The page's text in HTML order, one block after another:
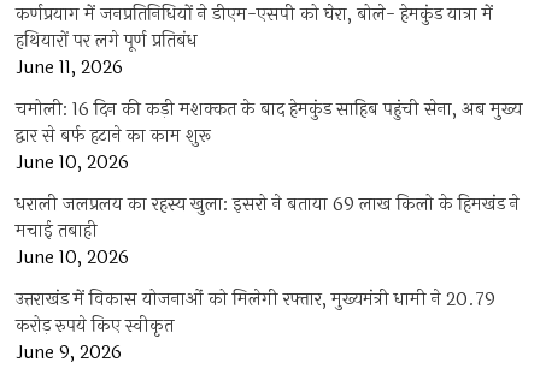
कर्णप्रयाग में जनप्रतिनिधियों ने डीएम-एसपी को घेरा, बोले- हेमकुंड यात्रा में
हथियारों पर लगे पूर्ण प्रतिबंध
June 11, 2026
चमोली: 16 दिन की कड़ी मशक्कत के बाद हेमकुंड साहिब पहुंची सेना, अब मुख्य
द्वार से बर्फ हटाने का काम शुरू
June 10, 2026
धराली जलप्रलय का रहस्य खुला: इसरो ने बताया 69 लाख किलो के हिमखंड ने
मचाई तबाही
June 10, 2026
उत्तराखंड में विकास योजनाओं को मिलेगी रफ्तार, मुख्यमंत्री धामी ने 20.79
करोड़ रुपये किए स्वीकृत
June 9, 2026